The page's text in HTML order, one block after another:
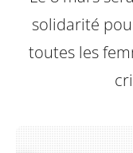
solidarité
toutes les